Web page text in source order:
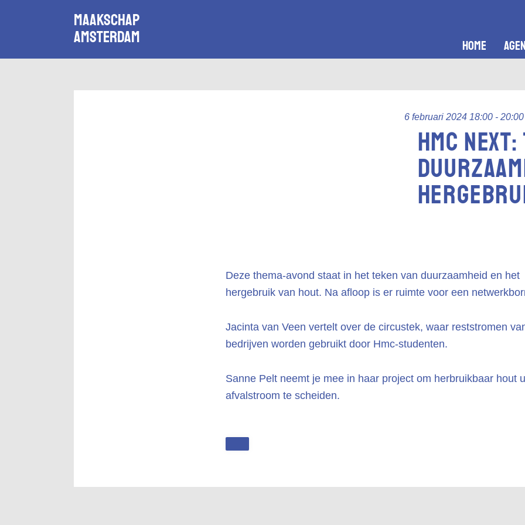
Maakschap
Amsterdam
home
6 februari 2024 18:00 - 20:00
HMC
Deze thema-avond staat in het teken van duurzaamheid en het
hergebruik van hout. Na afloop is er ruimte voor een
Jacinta van Veen vertelt over de circustek, waar reststromen
bedrijven worden gebruikt door Hmc-studenten.
Sanne Pelt neemt je mee in haar project om herbruikbaar hout
afvalstroom te scheiden.